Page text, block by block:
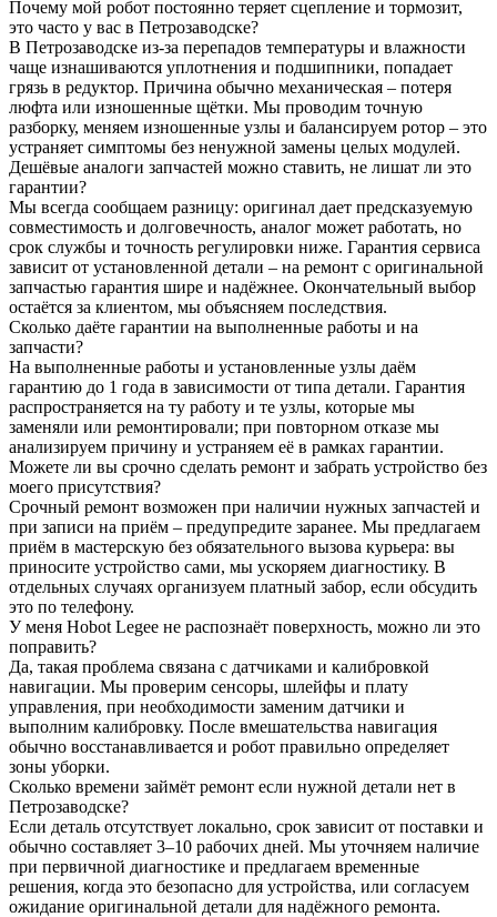
Почему мой робот постоянно теряет сцепление и тормозит,
это часто у вас в Петрозаводске?
В Петрозаводске из‑за перепадов температуры и влажности
чаще изнашиваются уплотнения и подшипники, попадает
грязь в редуктор. Причина обычно механическая – потеря
люфта или изношенные щётки. Мы проводим точную
разборку, меняем изношенные узлы и балансируем ротор – это
устраняет симптомы без ненужной замены целых модулей.
Дешёвые аналоги запчастей можно ставить, не лишат ли это
гарантии?
Мы всегда сообщаем разницу: оригинал дает предсказуемую
совместимость и долговечность, аналог может работать, но
срок службы и точность регулировки ниже. Гарантия сервиса
зависит от установленной детали – на ремонт с оригинальной
запчастью гарантия шире и надёжнее. Окончательный выбор
остаётся за клиентом, мы объясняем последствия.
Сколько даёте гарантии на выполненные работы и на
запчасти?
На выполненные работы и установленные узлы даём
гарантию до 1 года в зависимости от типа детали. Гарантия
распространяется на ту работу и те узлы, которые мы
заменяли или ремонтировали; при повторном отказе мы
анализируем причину и устраняем её в рамках гарантии.
Можете ли вы срочно сделать ремонт и забрать устройство без
моего присутствия?
Срочный ремонт возможен при наличии нужных запчастей и
при записи на приём – предупредите заранее. Мы предлагаем
приём в мастерскую без обязательного вызова курьера: вы
приносите устройство сами, мы ускоряем диагностику. В
отдельных случаях организуем платный забор, если обсудить
это по телефону.
У меня Hobot Legee не распознаёт поверхность, можно ли это
поправить?
Да, такая проблема связана с датчиками и калибровкой
навигации. Мы проверим сенсоры, шлейфы и плату
управления, при необходимости заменим датчики и
выполним калибровку. После вмешательства навигация
обычно восстанавливается и робот правильно определяет
зоны уборки.
Сколько времени займёт ремонт если нужной детали нет в
Петрозаводске?
Если деталь отсутствует локально, срок зависит от поставки и
обычно составляет 3–10 рабочих дней. Мы уточняем наличие
при первичной диагностике и предлагаем временные
решения, когда это безопасно для устройства, или согласуем
ожидание оригинальной детали для надёжного ремонта.